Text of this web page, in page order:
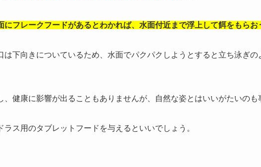
にフレークフードがあるとわかれば、水面付近まで浮上して餌をもらお
は下向きについているため、水面でパクパクしようとすると立ち泳ぎの
健康に影響が出ることもありませんが、自然な姿とはいいがたいのも
ス用のタブレットフードを与えるといいでしょう。